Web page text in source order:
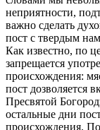
неприятности,
важно сделать
пост с твердым
Как известно, по
запрещается
происхождения:
пост дозволяется
Пресвятой
остальные дни
происхождения.